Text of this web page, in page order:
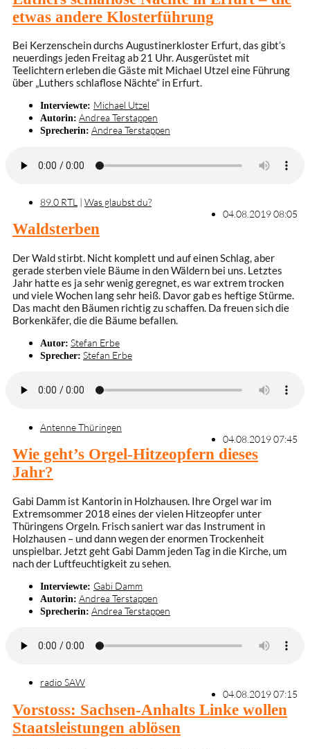
etwas andere Klosterführung
Bei Kerzenschein durchs Augustinerkloster Erfurt, das gibt’s
neuerdings jeden Freitag ab 21 Uhr. Ausgerüstet mit
Teelichtern erleben die Gäste mit Michael Utzel eine Führung
über „Luthers schlaflose Nächte“ in Erfurt.
Interviewte: Michael Utzel
Autorin: Andrea Terstappen
Sprecherin: Andrea Terstappen
89.0 RTL | Was glaubst du?
04.08.2019 08:05
Waldsterben
Der Wald stirbt. Nicht komplett und auf einen Schlag, aber
gerade sterben viele Bäume in den Wäldern bei uns. Letztes
Jahr hatte es ja sehr wenig geregnet, es war extrem trocken
und viele Wochen lang sehr heiß. Davor gab es heftige Stürme.
Das macht den Bäumen richtig zu schaffen. Da freuen sich die
Borkenkäfer, die die Bäume befallen.
Autor: Stefan Erbe
Sprecher: Stefan Erbe
Antenne Thüringen
04.08.2019 07:45
Wie geht’s Orgel-Hitzeopfern dieses
Jahr?
Gabi Damm ist Kantorin in Holzhausen. Ihre Orgel war im
Extremsommer 2018 eines der vielen Hitzeopfer unter
Thüringens Orgeln. Frisch saniert war das Instrument in
Holzhausen – und dann wegen der enormen Trockenheit
unspielbar. Jetzt geht Gabi Damm jeden Tag in die Kirche, um
nach der Luftfeuchtigkeit zu sehen.
Interviewte: Gabi Damm
Autorin: Andrea Terstappen
Sprecherin: Andrea Terstappen
radio SAW
04.08.2019 07:15
Vorstoss: Sachsen-Anhalts Linke wollen
Staatsleistungen ablösen